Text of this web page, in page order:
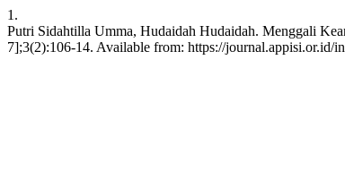
1.
Putri Sidahtilla Umma, Hudaidah Hudaidah. Menggali
7];3(2):106-14. Available from: https://journal.appisi.or.id/